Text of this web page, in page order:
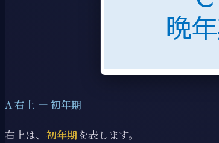
A 右上 ― 初年期
右上は、 初年期 を表します。